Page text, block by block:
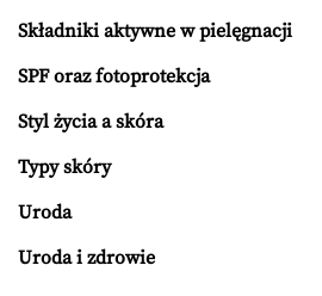
Składniki aktywne w pielęgnacji
SPF oraz fotoprotekcja
Styl życia a skóra
Typy skóry
Uroda
Uroda i zdrowie